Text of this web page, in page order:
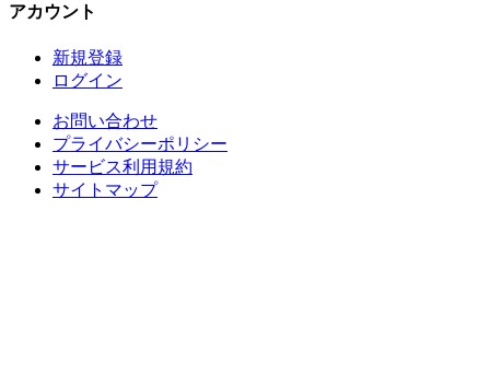
アカウント
新規登録
ログイン
お問い合わせ
プライバシーポリシー
サービス利用規約
サイトマップ